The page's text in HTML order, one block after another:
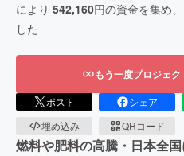
により 542,160円の資金を集め、
した
もう一度プロジェ
ポスト シェア
埋め込み
QRコード
燃料や肥料の高騰・日本全